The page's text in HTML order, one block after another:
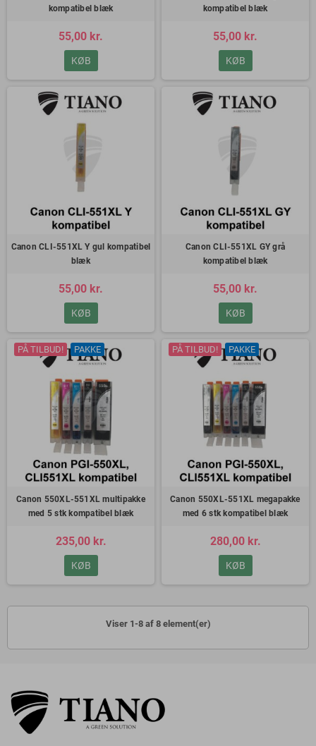
kompatibel blæk
55,00 kr.
KØB
kompatibel blæk
55,00 kr.
KØB
Canon CLI-551XL Y gul kompatibel
blæk
55,00 kr.
KØB
Canon CLI-551XL GY grå
kompatibel blæk
55,00 kr.
KØB
PÅ TILBUD! PAKKE
Canon 550XL-551XL multipakke
med 5 stk kompatibel blæk
235,00 kr.
KØB
PÅ TILBUD! PAKKE
Canon 550XL-551XL megapakke
med 6 stk kompatibel blæk
280,00 kr.
KØB
Viser 1-8 af 8 element(er)